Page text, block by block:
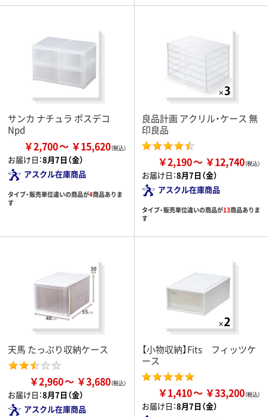
サンカ ナチュラ ポスデコ
Npd
￥2,700 ￥15,620
お届け日：8月7日（金）
アスクル在庫商品
タイプ・販売単位違いの商品が4商品ありま
す
良品計画 アクリル・ケース 無
印良品
￥2,190 ￥12,740
お届け日：8月7日（金）
アスクル在庫商品
タイプ・販売単位違いの商品が13商品ありま
す
天馬 たっぷり収納ケース
￥2,960 ￥3,680
お届け日：8月7日（金）
アスクル在庫商品
【小物収納】Fits フィッツケ
ース
￥1,410 ￥33,200
お届け日：8月7日（金）